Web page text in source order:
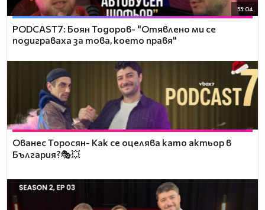
55:04
PODCAST7: ‪Боян Тодоров- "Отявлено ми се
подиграваха за това, което правя"
Ованес Торосян- Как се оцелява като актьор в
България?🎭💥